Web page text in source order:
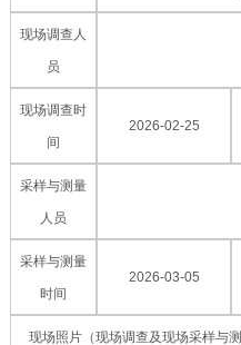
现场调查人
员
现场调查时
间
2026-02-25
采样与测量
人员
采样与测量
时间
2026-03-05
现场照片（现场调查及现场采样与